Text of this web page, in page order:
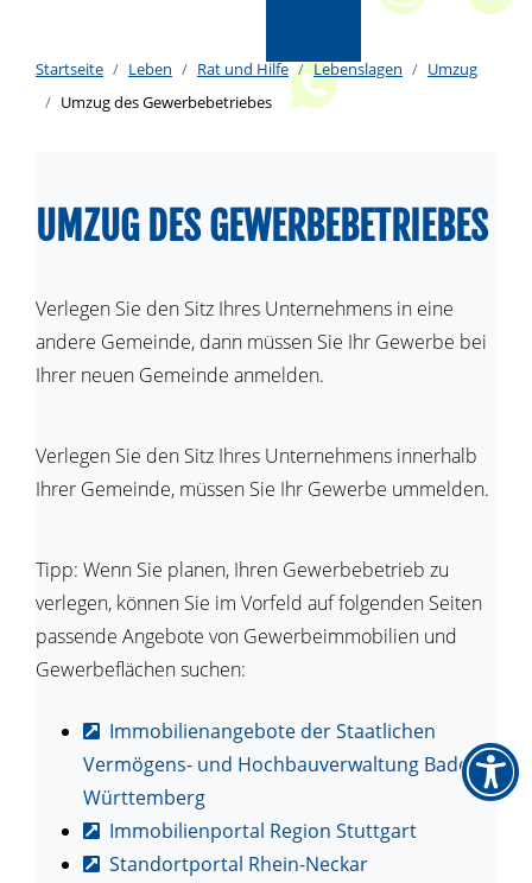
Startseite Leben Rat und Hilfe Lebenslagen
Umzug
Umzug des Gewerbebetriebes
UMZUG DES GEWERBEBETRIEBES
Verlegen Sie den Sitz Ihres Unternehmens in eine
andere Gemeinde, dann müssen Sie Ihr Gewerbe bei
Ihrer neuen Gemeinde anmelden.
Verlegen Sie den Sitz Ihres Unternehmens innerhalb
Ihrer Gemeinde, müssen Sie Ihr Gewerbe ummelden.
Tipp: Wenn Sie planen, Ihren Gewerbebetrieb zu
verlegen, können Sie im Vorfeld auf folgenden Seiten
passende Angebote von Gewerbeimmobilien und
Gewerbeflächen suchen:
Immobilienangebote der Staatlichen
Vermögens- und Hochbauverwaltung Baden-
Württemberg
Immobilienportal Region Stuttgart
Standortportal Rhein-Neckar